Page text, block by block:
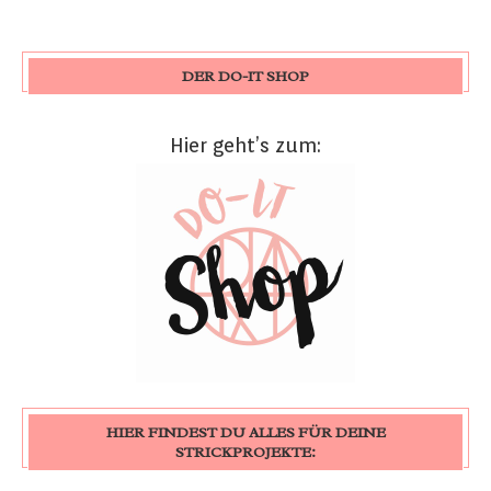
DER DO-IT SHOP
Hier geht’s zum:
HIER FINDEST DU ALLES FÜR DEINE
STRICKPROJEKTE: